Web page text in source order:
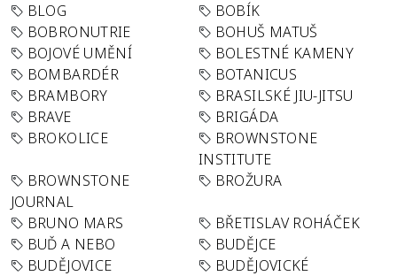
BLOG
BOBÍK
BOBRONUTRIE
BOHUŠ MATUŠ
BOJOVÉ UMĚNÍ
BOLESTNÉ KAMENY
BOMBARDÉR
BOTANICUS
BRAMBORY
BRASILSKÉ JIU-JITSU
BRAVE
BRIGÁDA
BROKOLICE
BROWNSTONE
INSTITUTE
BROWNSTONE
JOURNAL
BROŽURA
BRUNO MARS
BŘETISLAV ROHÁČEK
BUĎ A NEBO
BUDĚJCE
BUDĚJOVICE
BUDĚJOVICKÉ